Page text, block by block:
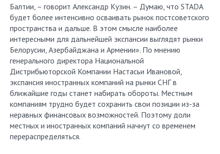
Балтии, – говорит Александр Кузин. – Думаю, что STADA
будет более интенсивно осваивать рынок постсоветского
пространства и дальше. В этом смысле наиболее
интересными для дальнейшей экспансии выглядят рынки
Белорусии, Азербайджана и Армении». По мнению
генерального директора Национальной
Дистрибьюторской Компании Настасьи Ивановой,
экспансия иностранных компаний на рынки СНГ в
ближайшие годы станет набирать обороты. Местным
компаниям трудно будет сохранить свои позиции из-за
неравных финансовых возможностей. Поэтому доли
местных и иностранных компаний начнут со временем
перераспределяться.